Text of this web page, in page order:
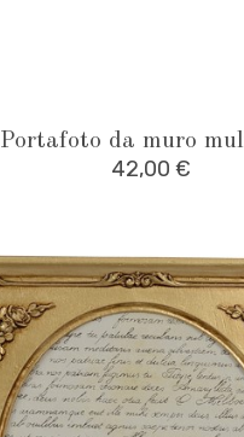
Portafoto da muro
42,00 €